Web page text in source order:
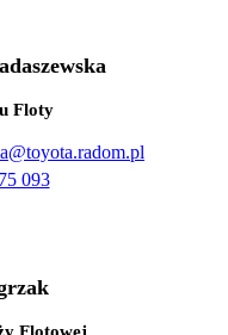
Floty
093
Flotowej